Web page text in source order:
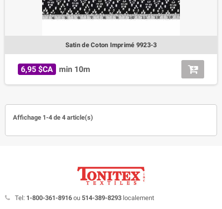
Satin de Coton Imprimé 9923-3
6,95 $CA min 10m
Affichage 1-4 de 4 article(s)
Tel: 1-800-361-8916 ou 514-389-8293 localement